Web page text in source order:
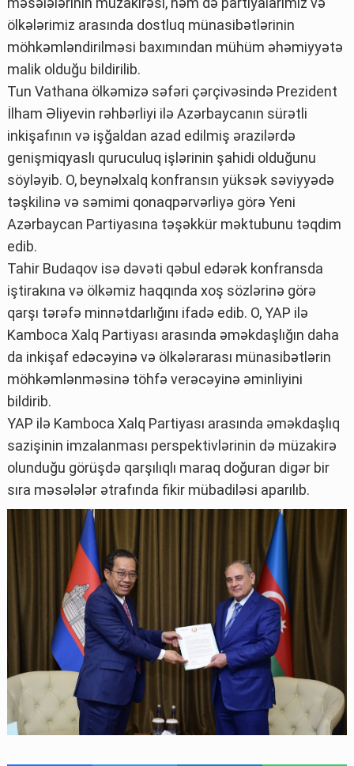
ölkələrimiz arasında dostluq münasibətlərinin
möhkəmləndirilməsi baxımından mühüm əhəmiyyətə
malik olduğu bildirilib.
Tun Vathana ölkəmizə səfəri çərçivəsində Prezident
İlham Əliyevin rəhbərliyi ilə Azərbaycanın sürətli
inkişafının və işğaldan azad edilmiş ərazilərdə
genişmiqyaslı quruculuq işlərinin şahidi olduğunu
söyləyib. O, beynəlxalq konfransın yüksək səviyyədə
təşkilinə və səmimi qonaqpərvərliyə görə Yeni
Azərbaycan Partiyasına təşəkkür məktubunu təqdim
edib.
Tahir Budaqov isə dəvəti qəbul edərək konfransda
iştirakına və ölkəmiz haqqında xoş sözlərinə görə
qarşı tərəfə minnətdarlığını ifadə edib. O, YAP ilə
Kamboca Xalq Partiyası arasında əməkdaşlığın daha
da inkişaf edəcəyinə və ölkələrarası münasibətlərin
möhkəmlənməsinə töhfə verəcəyinə əminliyini
bildirib.
YAP ilə Kamboca Xalq Partiyası arasında əməkdaşlıq
sazişinin imzalanması perspektivlərinin də müzakirə
olunduğu görüşdə qarşılıqlı maraq doğuran digər bir
sıra məsələlər ətrafında fikir mübadiləsi aparılıb.